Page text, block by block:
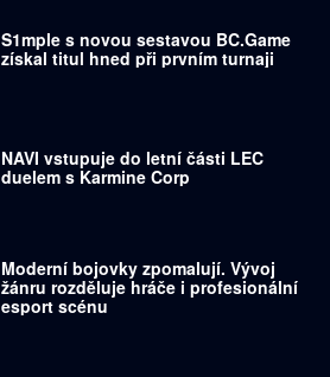
S1mple s novou sestavou BC.Game
získal titul hned při prvním turnaji
NAVI vstupuje do letní části LEC
duelem s Karmine Corp
Moderní bojovky zpomalují. Vývoj
žánru rozděluje hráče i profesionální
esport scénu